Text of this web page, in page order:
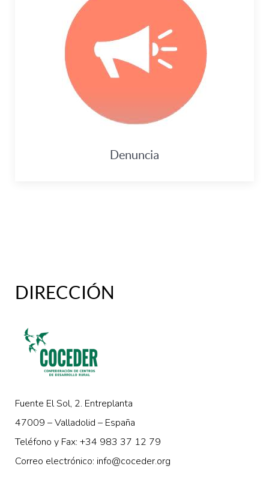
Denuncia
DIRECCIÓN
Fuente El Sol, 2. Entreplanta
47009 – Valladolid – España
Teléfono y Fax: +34 983 37 12 79
Correo electrónico: info@coceder.org